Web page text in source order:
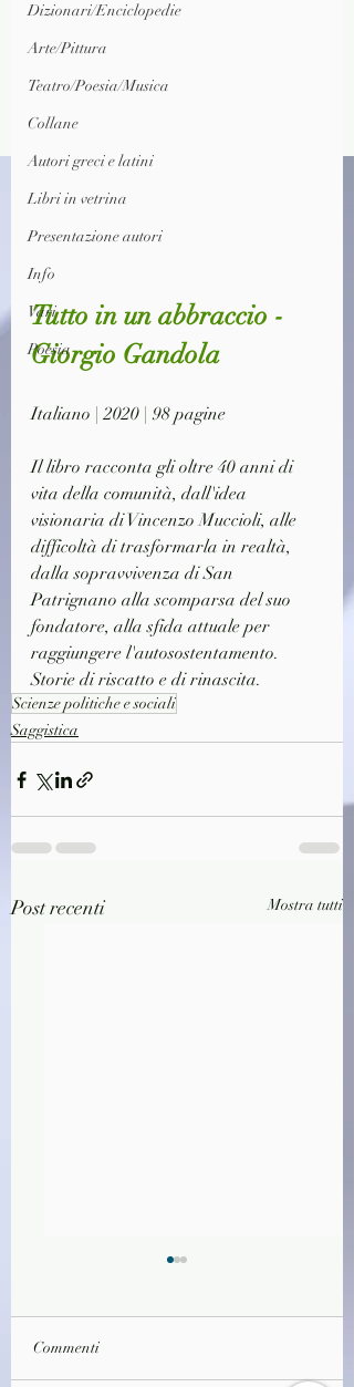
Dizionari/Enciclopedie
Arte/Pittura
Teatro/Poesia/Musica
Collane
Autori greci e latini
Libri in vetrina
Presentazione autori
Info
Vari
Poesia
Tutto in un abbraccio -
Giorgio Gandola
Italiano | 2020 | 98 pagine
Il libro racconta gli oltre 40 anni di
vita della comunità, dall'idea
visionaria di Vincenzo Muccioli, alle
difficoltà di trasformarla in realtà,
dalla sopravvivenza di San
Patrignano alla scomparsa del suo
fondatore, alla sfida attuale per
raggiungere l'autosostentamento.
Storie di riscatto e di rinascita.
Scienze politiche e sociali
Saggistica
Post recenti Mostra tutti
Commenti